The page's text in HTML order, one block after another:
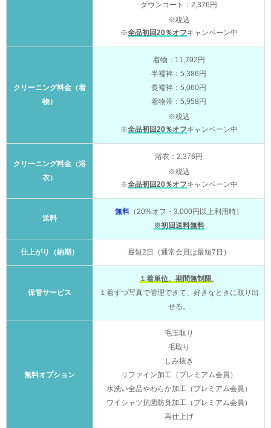
ダウンコート：2,376円
※税込
※全品初回20％オフキャンペーン中
クリーニング料金（着
物）
着物：11,792円
半襦袢：5,386円
長襦袢：5,060円
着物帯：5,958円
※税込
※全品初回20％オフキャンペーン中
クリーニング料金（浴
衣）
浴衣：2,376円
※税込
※全品初回20％オフキャンペーン中
送料
無料（20%オフ・3,000円以上利用時）
※初回送料無料
仕上がり（納期） 最短2日（通常会員は最短7日）
保管サービス
１着単位、期間無制限。
１着ずつ写真で管理できて、好きなときに取り出
せる。
無料オプション
毛玉取り
毛取り
しみ抜き
リファイン加工（プレミアム会員）
水洗い全品やわらか加工（プレミアム会員）
ワイシャツ抗菌防臭加工（プレミアム会員）
再仕上げ